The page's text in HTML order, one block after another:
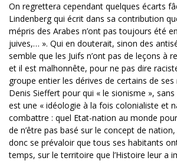
On regrettera cependant quelques écarts
Lindenberg qui écrit dans sa contribution
mépris des Arabes n’ont pas toujours été
juives,… ». Qui en douterait, sinon des
semble que les Juifs n’ont pas de leçons à
et il est malhonnête, pour ne pas dire
groupe entier les dérives de certains de
Denis Sieffert pour qui « le sionisme »,
est une « idéologie à la fois colonialiste et
combattre : quel Etat-nation au monde
de n’être pas basé sur le concept de
donc se prévaloir que tous ses habitants
temps, sur le territoire que l’Histoire leur a